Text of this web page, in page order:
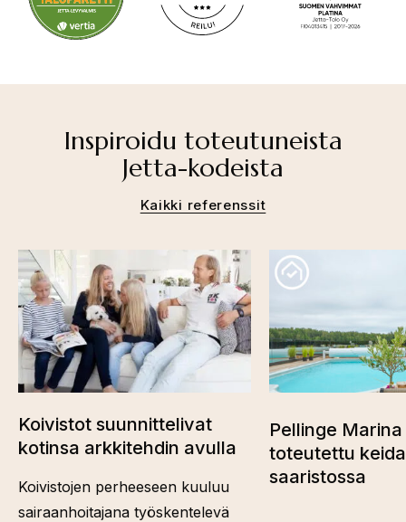
Inspiroidu toteutuneista
Jetta-kodeista
Kaikki referenssit
Koivistot suunnittelivat
kotinsa arkkitehdin avulla
Koivistojen perheeseen kuuluu
sairaanhoitajana työskentelevä
Pellinge
toteutettu
saaristossa